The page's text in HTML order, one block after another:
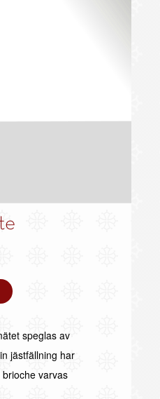
speglas av
jästfällning har
varvas